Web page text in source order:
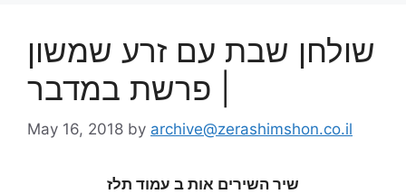
שולחן שבת עם זרע שמשון
| פרשת במדבר
May 16, 2018 by archive@zerashimshon.co.il
שיר השירים אות ב עמוד תלז